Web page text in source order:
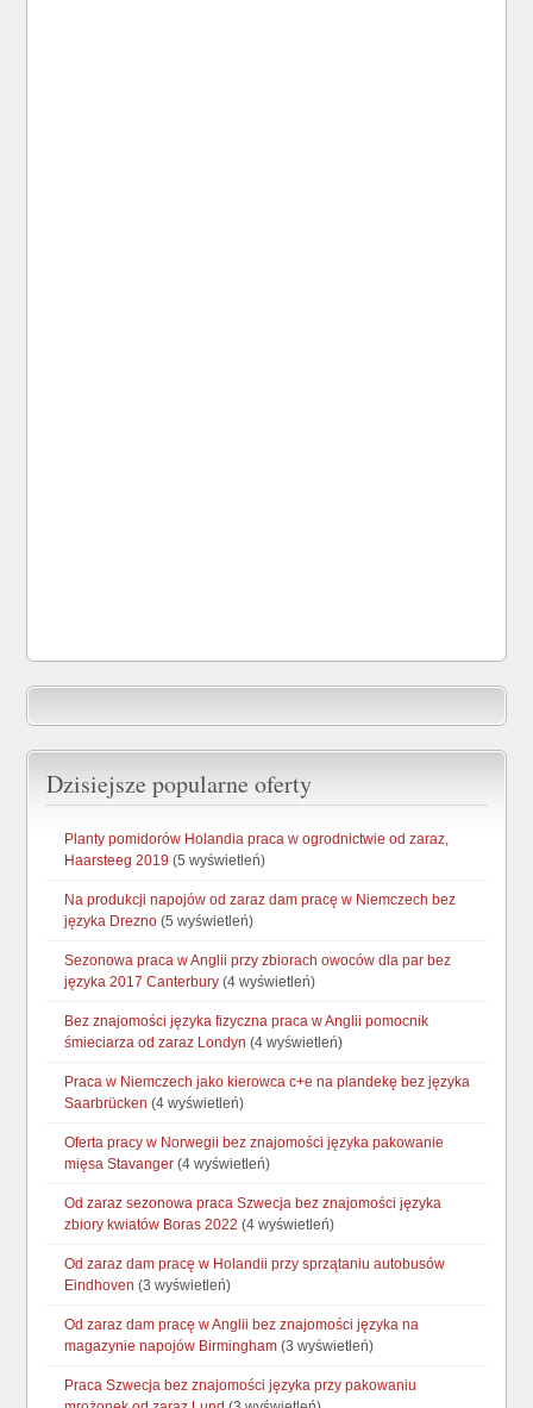
Dzisiejsze popularne oferty
Planty pomidorów Holandia praca w ogrodnictwie od zaraz,
Haarsteeg 2019 (5 wyświetleń)
Na produkcji napojów od zaraz dam pracę w Niemczech bez
języka Drezno (5 wyświetleń)
Sezonowa praca w Anglii przy zbiorach owoców dla par bez
języka 2017 Canterbury (4 wyświetleń)
Bez znajomości języka fizyczna praca w Anglii pomocnik
śmieciarza od zaraz Londyn (4 wyświetleń)
Praca w Niemczech jako kierowca c+e na plandekę bez języka
Saarbrücken (4 wyświetleń)
Oferta pracy w Norwegii bez znajomości języka pakowanie
mięsa Stavanger (4 wyświetleń)
Od zaraz sezonowa praca Szwecja bez znajomości języka
zbiory kwiatów Boras 2022 (4 wyświetleń)
Od zaraz dam pracę w Holandii przy sprzątaniu autobusów
Eindhoven (3 wyświetleń)
Od zaraz dam pracę w Anglii bez znajomości języka na
magazynie napojów Birmingham (3 wyświetleń)
Praca Szwecja bez znajomości języka przy pakowaniu